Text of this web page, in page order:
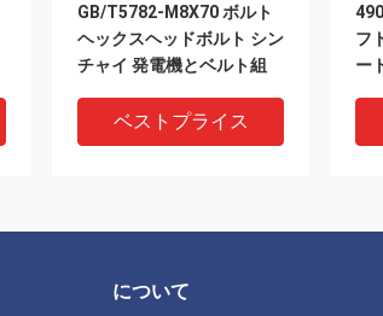
GB/T5782-M8X70 ボルト
ヘックスヘッドボルト シン
チャイ 発電機とベルト組
ベストプライス
フ
ー
について